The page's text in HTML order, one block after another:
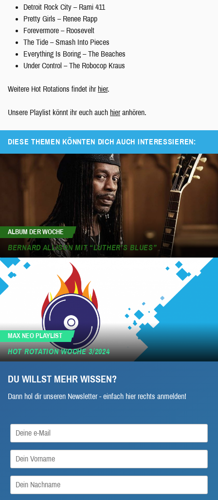
Detroit Rock City – Rami 411
Pretty Girls – Renee Rapp
Forevermore – Roosevelt
The Tide – Smash Into Pieces
Everything Is Boring – The Beaches
Under Control – The Robocop Kraus
Weitere Hot Rotations findet ihr hier.
Unsere Playlist könnt ihr euch auch hieranhören.
DIESE THEMEN KÖNNTEN DICH AUCH INTERESSIEREN:
ALBUM DER WOCHE
BERNARD ALLISON MIT “LUTHER’S BLUES”
MAX NEO PLAYLIST
HOT ROTATION WOCHE 3/2024
DU WILLST MEHR WISSEN?
Dann hol dir unseren Newsletter - einfach hier rechts anmelden!